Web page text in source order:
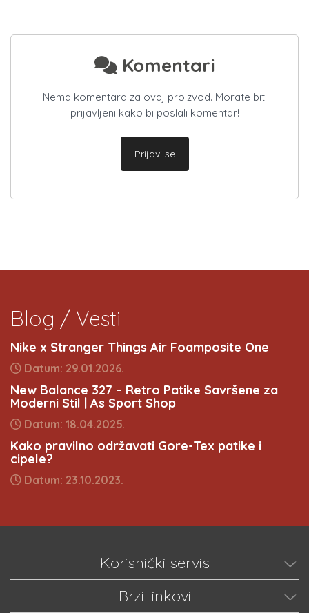
Komentari
Nema komentara za ovaj proizvod. Morate biti
prijavljeni kako bi poslali komentar!
Prijavi se
Blog / Vesti
Nike x Stranger Things Air Foamposite One
Datum: 29.01.2026.
New Balance 327 – Retro Patike Savršene za
Moderni Stil | As Sport Shop
Datum: 18.04.2025.
Kako pravilno održavati Gore-Tex patike i
cipele?
Datum: 23.10.2023.
Korisnički servis
Brzi linkovi